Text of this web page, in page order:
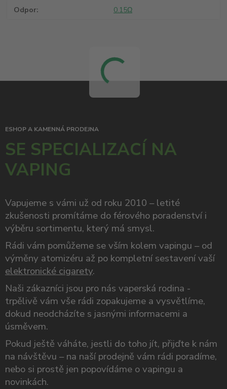
Odpor 0.15Ω
ESHOP A KAMENNÁ PRODEJNA
SE SPECIALIZACÍ NA
VAPING
Vapujeme s vámi už od roku 2010 – letité
zkušenosti promítáme do férového poradenství i
výběru sortimentu, který má smysl.
Rádi vám pomůžeme se vším kolem vapingu – od
výměny atomizéru až po kompletní sestavení vaší
elektronické cigarety.
Naši zákazníci jsou pro nás vaperská rodina -
trpělivě vám vše rádi zopakujeme a vysvětlíme,
dokud neodcházíte s jasnými informacemi a
úsměvem.
Pokud ještě váháte, jestli do toho jít, přijďte k nám
na návštěvu – na naší prodejně vám rádi poradíme,
nebo si prostě jen popovídáme o vapingu a
novinkách.